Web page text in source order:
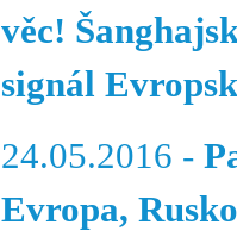
věc!
signál
24.05.2016 -
Evropa,